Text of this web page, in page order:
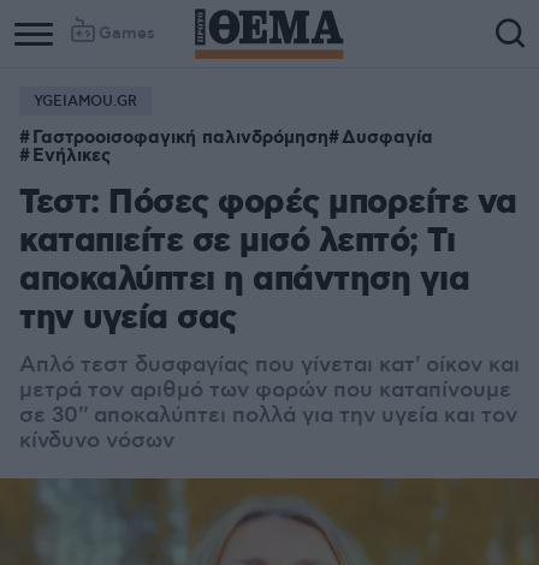
Games
YGEIAMOU.GR
Γαστροοισοφαγική παλινδρόμηση Δυσφαγία
Ενήλικες
Τεστ: Πόσες φορές μπορείτε να
καταπιείτε σε μισό λεπτό; Τι
αποκαλύπτει η απάντηση για
την υγεία σας
Απλό τεστ δυσφαγίας που γίνεται κατ' οίκον και
μετρά τον αριθμό των φορών που καταπίνουμε
σε 30'' αποκαλύπτει πολλά για την υγεία και τον
κίνδυνο νόσων